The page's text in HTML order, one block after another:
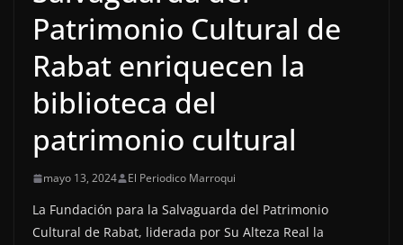
Patrimonio Cultural de
Rabat enriquecen la
biblioteca del
patrimonio cultural
mayo 13, 2024 El Periodico Marroqui
La Fundación para la Salvaguarda del Patrimonio
Cultural de Rabat, liderada por Su Alteza Real la